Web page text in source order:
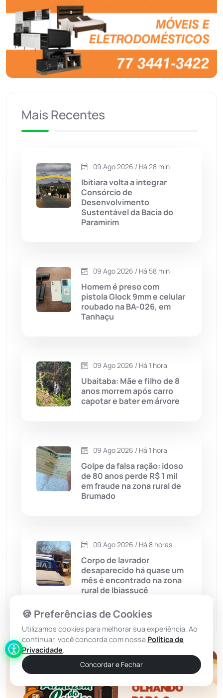
Botuporã
Brasil (7680)
Brumado (31963)
Caetanos
Candiba
Cândido Sales
Caturama
Chapada Diamantina
Contendas do Sincorá
Cordeiros
Economia
Educação (232)
Érico Cardoso
Eventos
Feira da Mata (23)
Guajeru
Guanambi (3501)
Ibicoara (221)
Mais Recentes
09 Ago 2026 / Há 28 min
Ibitiara volta a integrar
Consórcio de
Desenvolvimento
Sustentável da Bacia do
Paramirim
09 Ago 2026 / Há 58 min
Homem é preso com
pistola Glock 9mm e celular
roubado na BA-026, em
Tanhaçu
09 Ago 2026 / Há 1 hora
Ubaitaba: Mãe e filho de 8
anos morrem após carro
capotar e bater em árvore
09 Ago 2026 / Há 1 hora
Golpe da falsa ração: idoso
de 80 anos perde R$ 1 mil
em fraude na zona rural de
Brumado
09 Ago 2026 / Há 8 horas
Corpo de lavrador
desaparecido há quase um
mês é encontrado na zona
rural de Ibiassucê
🍪 Preferências de Cookies
Utilizamos cookies para melhorar sua experiência. Ao
continuar, você concorda com nossa Política de
Privacidade.
Concordar e Fechar